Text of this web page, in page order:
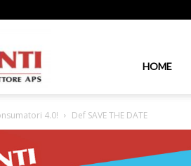
Nazionale
HOME
4.0! Def SAVE THE DATE